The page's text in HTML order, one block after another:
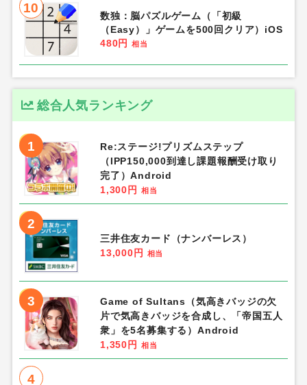
10
数独：脳パズルゲーム（「初級
（Easy）」ゲームを500回クリア）iOS
480円
相当
総合人気ランキング
1
Re:ステージ!プリズムステップ
（IPP150,000到達し課題報酬受け取り
完了）Android
1,300円
相当
2
三井住友カード（ナンバーレス）
13,000円
相当
3
Game of Sultans（気高きバッジの欠
片で気高きバッジを合成し、「帝国五人
衆」を5名募集する）Android
1,350円
相当
4